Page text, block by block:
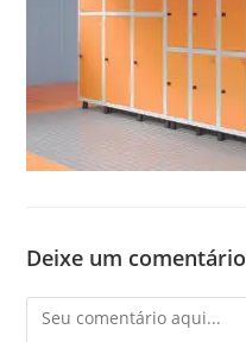
Deixe um comentário